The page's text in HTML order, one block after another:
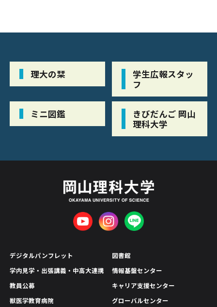
理大の栞
学生広報スタッ
フ
ミニ図鑑
きびだんご 岡山
理科大学
デジタルパンフレット
学内見学・出張講義・中高大連携
教員公募
獣医学教育病院
図書館
情報基盤センター
キャリア支援センター
グローバルセンター